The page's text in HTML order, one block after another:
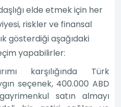
elde etmek için her
riskler ve finansal
gösterdiği aşağıdaki
yapabilirler:
karşılığında Türk
seçenek, 400.000 ABD
satın almayı